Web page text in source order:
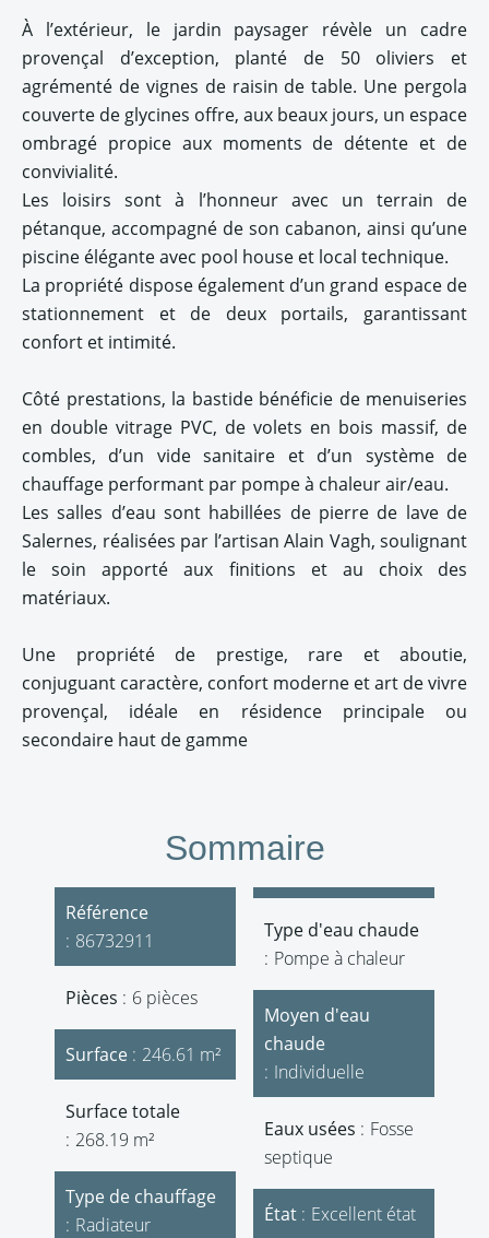
À l’extérieur, le jardin paysager révèle un cadre
provençal d’exception, planté de 50 oliviers et
agrémenté de vignes de raisin de table. Une pergola
couverte de glycines offre, aux beaux jours, un espace
ombragé propice aux moments de détente et de
convivialité.
Les loisirs sont à l’honneur avec un terrain de
pétanque, accompagné de son cabanon, ainsi qu’une
piscine élégante avec pool house et local technique.
La propriété dispose également d’un grand espace de
stationnement et de deux portails, garantissant
confort et intimité.
Côté prestations, la bastide bénéficie de menuiseries
en double vitrage PVC, de volets en bois massif, de
combles, d’un vide sanitaire et d’un système de
chauffage performant par pompe à chaleur air/eau.
Les salles d’eau sont habillées de pierre de lave de
Salernes, réalisées par l’artisan Alain Vagh, soulignant
le soin apporté aux finitions et au choix des
matériaux.
Une propriété de prestige, rare et aboutie,
conjuguant caractère, confort moderne et art de vivre
provençal, idéale en résidence principale ou
secondaire haut de gamme
Sommaire
Référence
86732911
Pièces 6 pièces
Surface 246.61 m²
Surface totale
268.19 m²
Type de chauffage
Radiateur
Type d'eau chaude
Pompe à chaleur
Moyen d'eau
chaude
Individuelle
Eaux usées
Fosse
septique
État Excellent état